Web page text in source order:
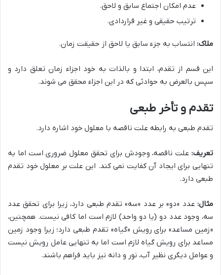
عدم امکان اجتماع سابق و لاحق.
ترتیب حقیقی و غیر قراردادی.
ملاک: انتساب به جزء سابق یا لاحق از حقیقت زمان.
این قسم از تقدم، ابتدا و بالذات به خود اجزاء زمان تعلق دارد و
سپس بالعرض به حوادثی که در این اجزاء محقق می شوند.
تقدم و تأخر طبعی
تقدم طبعی به رابطه علت ناقصه با معلول خود اشاره دارد.
تعریف: علت ناقصه، وجودش برای تحقق معلول ضروری است اما به
تنهایی برای ایجاد آن کفایت نمی کند. این علت بر معلول خود تقدم
طبعی دارد.
مثال: عدد «دو» بر عدد «سه» تقدم طبعی دارد، زیرا برای تحقق عدد
سه، وجود عدد دو (یا دو واحد) لازم است اما کافی نیست. همچنین،
«زمین مساعد» برای رویش «گیاه» تقدم طبعی دارد؛ زیرا وجود زمین
مساعد برای رویش گیاه لازم است اما به تنهایی عامل رویش نیست
و عوامل دیگری نظیر آب، نور و دانه نیز باید فراهم باشند.